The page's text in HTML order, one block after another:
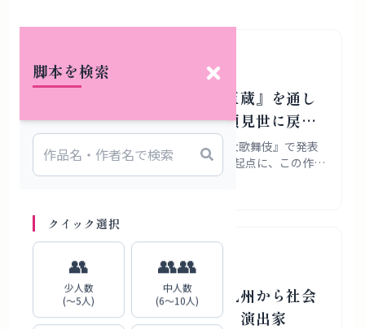
脚本を検索
クイック選択
👥
少人数
(〜5人)
👥👥
中人数
(6〜10人)
歌舞伎座で『仮名手本忠臣蔵』を通し
て掛ける意味とは何か 顔見世に戻
る“全十一段”の現在地
2026年11月の歌舞伎座『吉例顔見世大歌舞伎』で発表
された通し狂言『仮名手本忠臣蔵』を起点に、この作品
がなぜ日本演劇の基準点であり続けるのか、なぜ“通
泊篤志プロフィール｜北九州から社会
と非日常をつなぐ劇作家・演出家